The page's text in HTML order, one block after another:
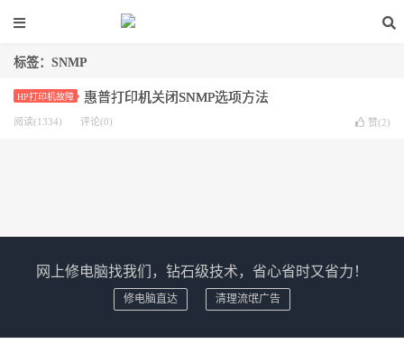
标签：SNMP
HP打印机故障 惠普打印机关闭SNMP选项方法
阅读(1334) 评论(0) 赞(2)
网上修电脑找我们，钻石级技术，省心省时又省力！
修电脑直达 清理流氓广告